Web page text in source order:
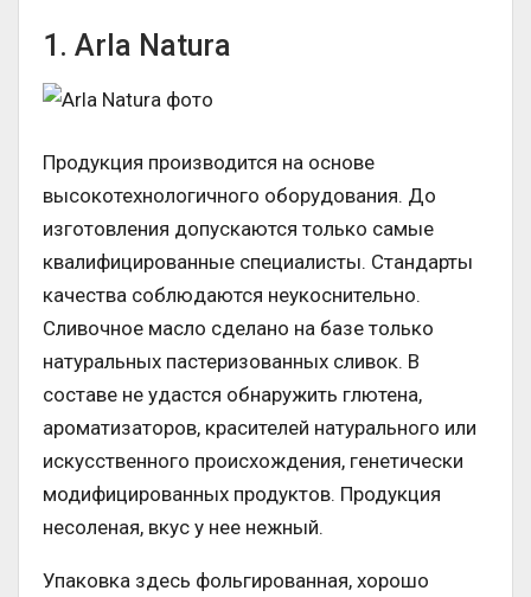
1. Arla Natura
Продукция производится на основе
высокотехнологичного оборудования. До
изготовления допускаются только самые
квалифицированные специалисты. Стандарты
качества соблюдаются неукоснительно.
Сливочное масло сделано на базе только
натуральных пастеризованных сливок. В
составе не удастся обнаружить глютена,
ароматизаторов, красителей натурального или
искусственного происхождения, генетически
модифицированных продуктов. Продукция
несоленая, вкус у нее нежный.
Упаковка здесь фольгированная, хорошо